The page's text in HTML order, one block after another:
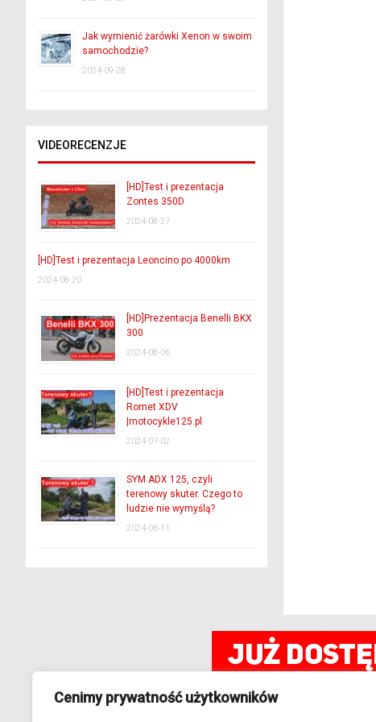
Cenimy prywatność użytkowników
Jak wymienić żarówki Xenon w swoim
samochodzie?
2024-09-28
VIDEORECENZJE
[HD]Test i prezentacja
Zontes 350D
2024-08-27
[HD]Test i prezentacja Leoncino po 4000km
2024-08-20
[HD]Prezentacja Benelli BKX
300
2024-08-06
[HD]Test i prezentacja
Romet XDV
|motocykle125.pl
2024-07-02
SYM ADX 125, czyli
terenowy skuter. Czego to
ludzie nie wymyślą?
2024-06-11